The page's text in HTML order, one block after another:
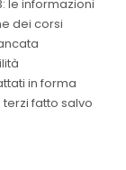
le informazioni
dei corsi
in forma
fatto salvo